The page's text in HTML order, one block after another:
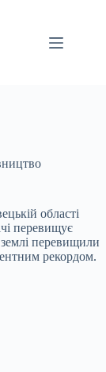
області
перевищує
перевищили
рекордом.